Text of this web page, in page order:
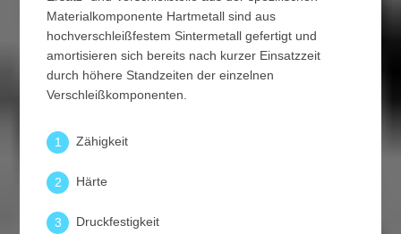
Materialkomponente Hartmetall sind aus
hochverschleißfestem Sintermetall gefertigt und
amortisieren sich bereits nach kurzer Einsatzzeit
durch höhere Standzeiten der einzelnen
Verschleißkomponenten.
1 Zähigkeit
2 Härte
3 Druckfestigkeit